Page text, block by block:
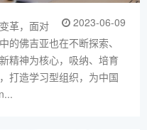
2023-06-09
革，面对
的佛吉亚也在不断探索、
精神为核心，吸纳、培育
打造学习型组织，为中国